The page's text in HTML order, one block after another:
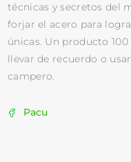
técnicas y secretos del
forjar el acero para
únicas. Un producto 100
llevar de recuerdo o
campero.
Pacu